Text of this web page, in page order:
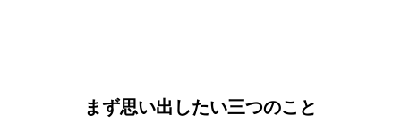
まず思い出したい三つのこと